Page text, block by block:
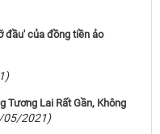
đầu' của đồng tiền ảo
Tương Lai Rất Gần, Không
05/2021)